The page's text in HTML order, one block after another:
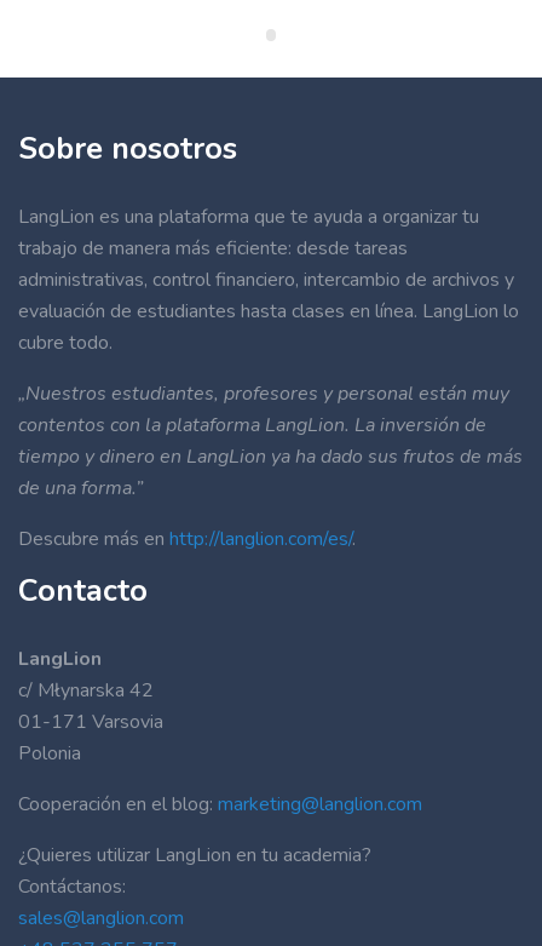
Sobre nosotros
LangLion es una plataforma que te ayuda a organizar tu
trabajo de manera más eficiente: desde tareas
administrativas, control financiero, intercambio de archivos y
evaluación de estudiantes hasta clases en línea. LangLion lo
cubre todo.
„Nuestros estudiantes, profesores y personal están muy
contentos con la plataforma LangLion. La inversión de
tiempo y dinero en LangLion ya ha dado sus frutos de más
de una forma.”
Descubre más en http://langlion.com/es/.
Contacto
LangLion
c/ Młynarska 42
01-171 Varsovia
Polonia
Cooperación en el blog: marketing@langlion.com
¿Quieres utilizar LangLion en tu academia?
Contáctanos:
sales@langlion.com